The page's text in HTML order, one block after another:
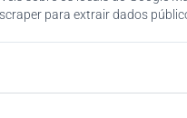
para extrair dados